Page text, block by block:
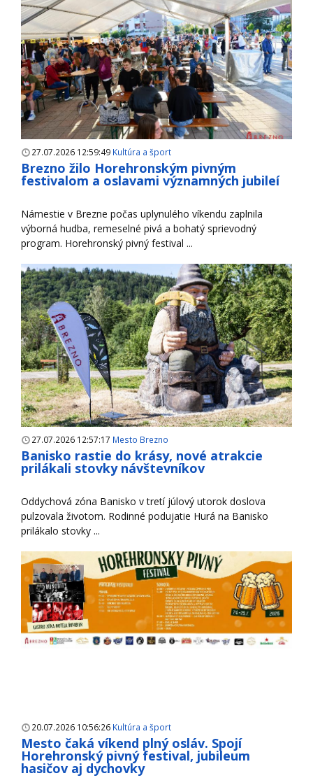
27.07.2026 12:59:49 Kultúra a šport
Brezno žilo Horehronským pivným
festivalom a oslavami významných jubileí
Námestie v Brezne počas uplynulého víkendu zaplnila
výborná hudba, remeselné pivá a bohatý sprievodný
program. Horehronský pivný festival ...
27.07.2026 12:57:17 Mesto Brezno
Banisko rastie do krásy, nové atrakcie
prilákali stovky návštevníkov
Oddychová zóna Banisko v tretí júlový utorok doslova
pulzovala životom. Rodinné podujatie Hurá na Banisko
prilákalo stovky ...
20.07.2026 10:56:26 Kultúra a šport
Mesto čaká víkend plný osláv. Spojí
Horehronský pivný festival, jubileum
hasičov aj dychovky